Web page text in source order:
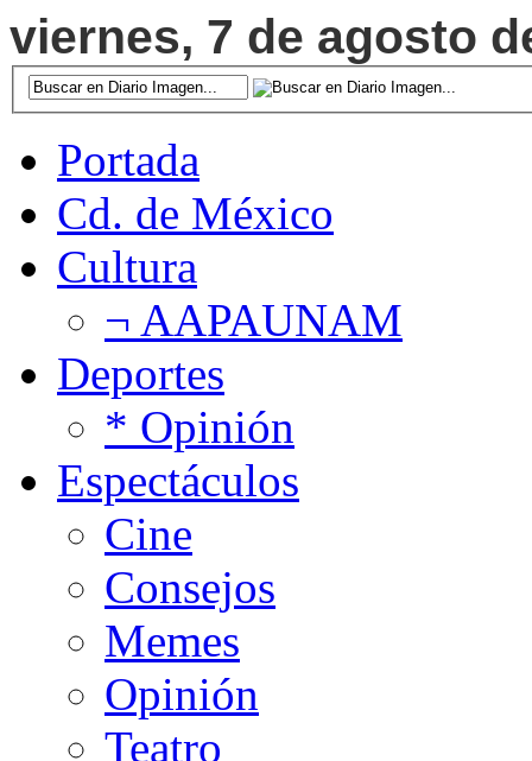
viernes, 7 de agosto
Portada
Cd. de México
Cultura
¬ AAPAUNAM
Deportes
* Opinión
Espectáculos
Cine
Consejos
Memes
Opinión
Teatro